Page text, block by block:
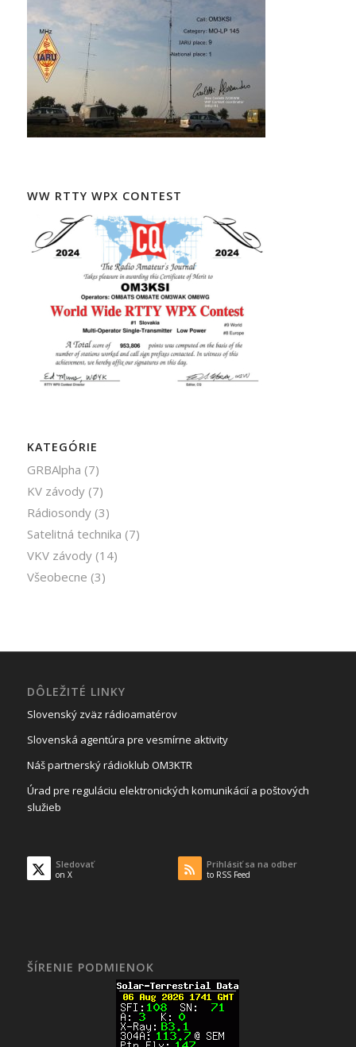
WW RTTY WPX CONTEST
KATEGÓRIE
GRBAlpha (7)
KV závody(7)
Rádiosondy(3)
Satelitná technika (7)
VKV závody(14)
Všeobecne (3)
DÔLEŽITÉ LINKY
Slovenský zväz rádioamatérov
Slovenská agentúra pre vesmírne aktivity
Náš partnerský rádioklub OM3KTR
Úrad pre reguláciu elektronických komunikácií a poštových
služieb
Sledovať
on X
Prihlásiť sa na odber
to RSS Feed
ŠÍRENIE PODMIENOK